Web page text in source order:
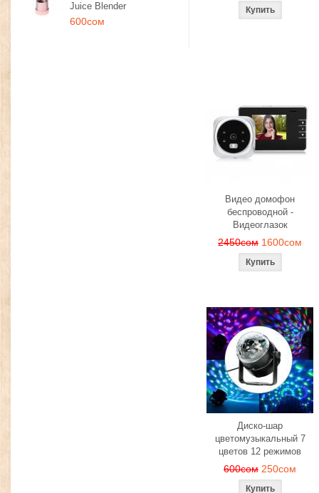
Juice Blender
600сом
Видео домофон
беспроводной -
Видеоглазок
2450сом 1600сом
Диско-шар
цветомузыкальный 7
цветов 12 режимов
600сом 250сом